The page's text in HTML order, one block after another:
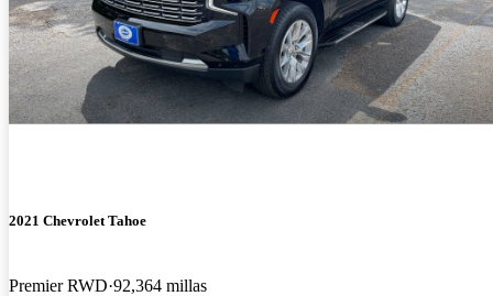
2021 Chevrolet Tahoe
Premier RWD 92,364 millas